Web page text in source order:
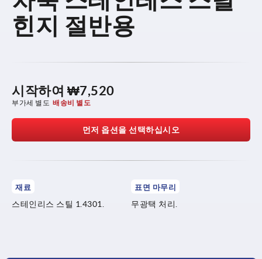
힌지 절반용
시작하여 ₩7,520
부가세 별도 배송비 별도
먼저 옵션을 선택하십시오
재료
스테인리스 스틸 1.4301.
표면 마무리
무광택 처리.